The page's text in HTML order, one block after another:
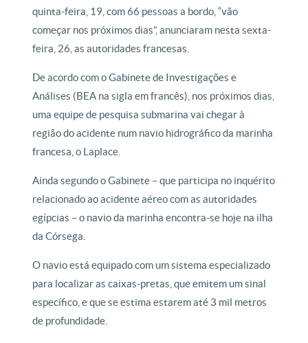
quinta-feira, 19, com 66 pessoas a bordo, “vão
começar nos próximos dias”, anunciaram nesta sexta-
feira, 26, as autoridades francesas.
De acordo com o Gabinete de Investigações e
Análises (BEA na sigla em francês), nos próximos dias,
uma equipe de pesquisa submarina vai chegar à
região do acidente num navio hidrográfico da marinha
francesa, o Laplace.
Ainda segundo o Gabinete – que participa no inquérito
relacionado ao acidente aéreo com as autoridades
egípcias – o navio da marinha encontra-se hoje na ilha
da Córsega.
O navio está equipado com um sistema especializado
para localizar as caixas-pretas, que emitem um sinal
específico, e que se estima estarem até 3 mil metros
de profundidade.